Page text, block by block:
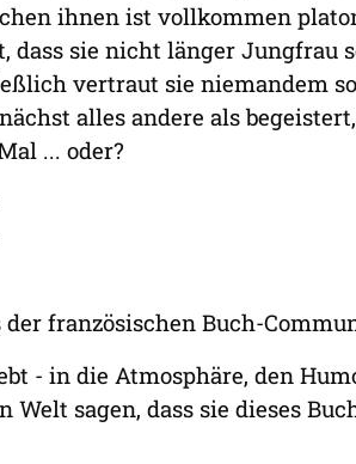
ihnen ist vollkommen
dass sie nicht länger Jungfrau
vertraut sie niemandem
alles andere als
... oder?
französischen Buch-
- in die Atmosphäre, den
Welt sagen, dass sie dieses